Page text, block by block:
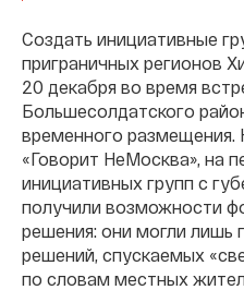
Создать инициативные
приграничных регионов
20 декабря во время
Большесолдатского
временного размещения.
«Говорит НеМосква», на
инициативных групп с
получили возможности
решения: они могли лишь
решений, спускаемых
по словам местных